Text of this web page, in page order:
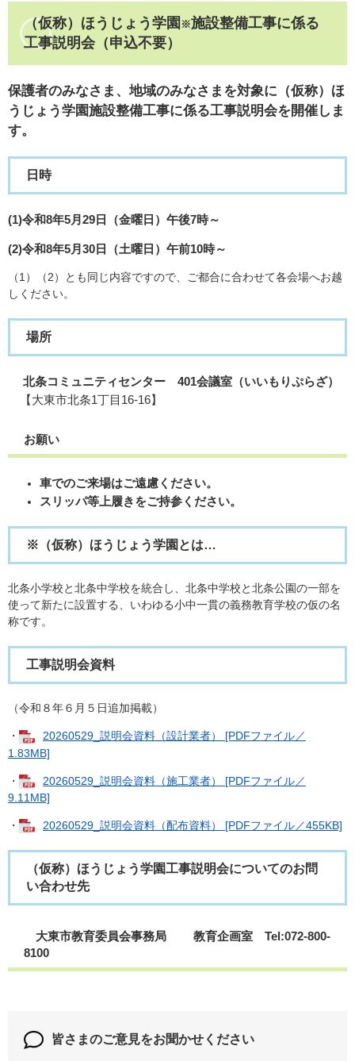
（仮称） ほうじょう学園 ※施設整備工事に係る
工事説明会（申込不要）
​保護者のみなさま、地域のみなさまを対象に（仮称）ほ
うじょう学園施設整備工事に係る工事説明会を開催しま
す。
日時
(1)令和8年5月29日（金曜日）午後7時～
(2)令和8年5月30日（土曜日）午前10時～
（1）（2）とも同じ内容ですので、ご都合に合わせて各会場へお越
しください。​​
場所
北条コミュニティセンター 401会議室（いいもりぷらざ）
【大東市北条1丁目16-16】
お願い
車でのご来場はご遠慮ください。
スリッパ等上履きをご持参ください。
※（仮称）ほうじょう学園とは…
北条小学校と北条中学校を統合し、北条中学校と北条公園の一部を
使って新たに設置する、いわゆる小中一貫の義務教育学校の仮の名
称です。
工事説明会資料
（令和８年６月５日追加掲載）​
・
20260529_説明会資料（設計業者） [PDFファイル／
1.83MB]
・
20260529_説明会資料（施工業者） [PDFファイル／
9.11MB]
・ 20260529_説明会資料（配布資料） [PDFファイル／455KB]
（仮称）ほうじょう学園工事説明会についてのお問
い合わせ先
大東市教育委員会事務局 教育企画室 Tel:072-800-
8100
皆さまのご意見をお聞かせください